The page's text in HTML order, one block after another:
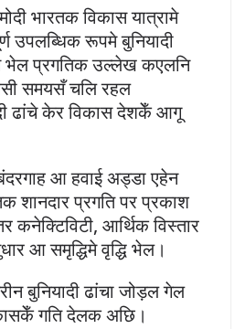
भारतक विकास यात्रामे
उपलब्धिक रूपमे बुनियादी
भेल प्रगतिक उल्लेख कएलनि
समयसँ चलि रहल
ढांचे केर विकास देशकेँ आगू
बंदरगाह आ हवाई अड्डा एहेन
शानदार प्रगति पर प्रकाश
कनेक्टिविटी, आर्थिक विस्तार
आ समृद्धिमे वृद्धि भेल।
बुनियादी ढांचा जोड़ल गेल
गति देलक अछि।